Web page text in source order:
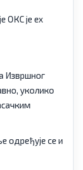
ОКС је ex
Извршног
уколико
одређује се и